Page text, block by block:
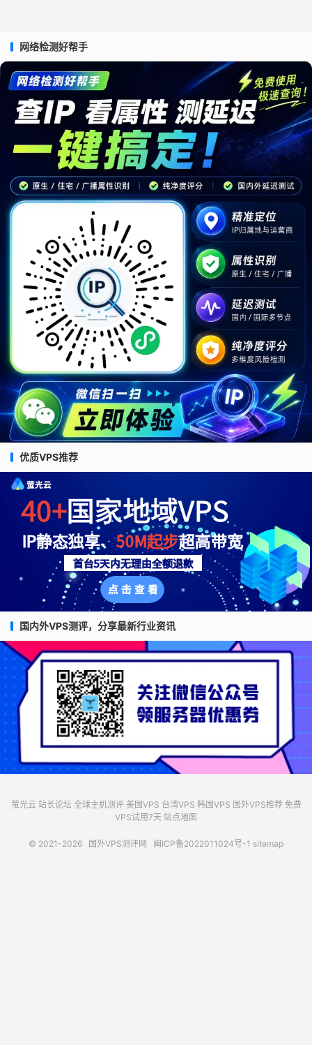
网络检测好帮手
优质VPS推荐
国内外VPS测评，分享最新行业资讯
萤光云 站长论坛 全球主机测评 美国VPS 台湾VPS 韩国VPS 国外VPS推荐 免费
VPS试用7天 站点地图
© 2021-2026 国外VPS测评网 闽ICP备2022011024号-1 sitemap